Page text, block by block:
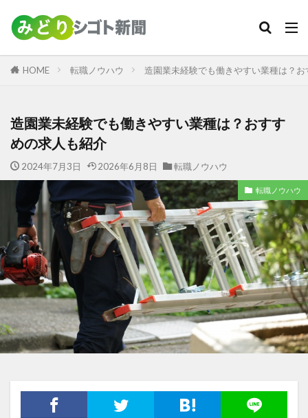
HOME 転職ノウハウ 造園業未経験でも働きやすい業種は？
造園業未経験でも働きやすい業種は？おすす
めの求人も紹介
2024年7月3日 2026年6月8日 転職ノウハウ
転職ノウハウ
カテゴリー